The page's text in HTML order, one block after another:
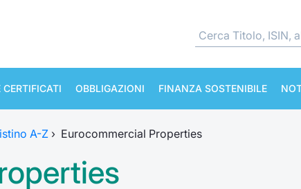
CERTIFICATI OBBLIGAZIONI FINANZA SOSTENIBILE
A-Z › Eurocommercial Properties